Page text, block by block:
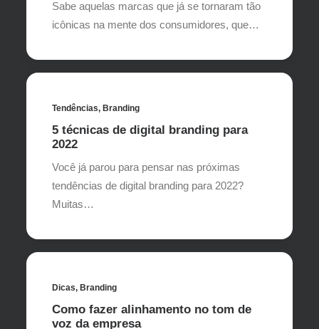
Sabe aquelas marcas que já se tornaram tão
icônicas na mente dos consumidores, que…
Tendências, Branding
5 técnicas de digital branding para
2022
Você já parou para pensar nas próximas
tendências de digital branding para 2022?
Muitas…
Dicas, Branding
Como fazer alinhamento no tom de
voz da empresa